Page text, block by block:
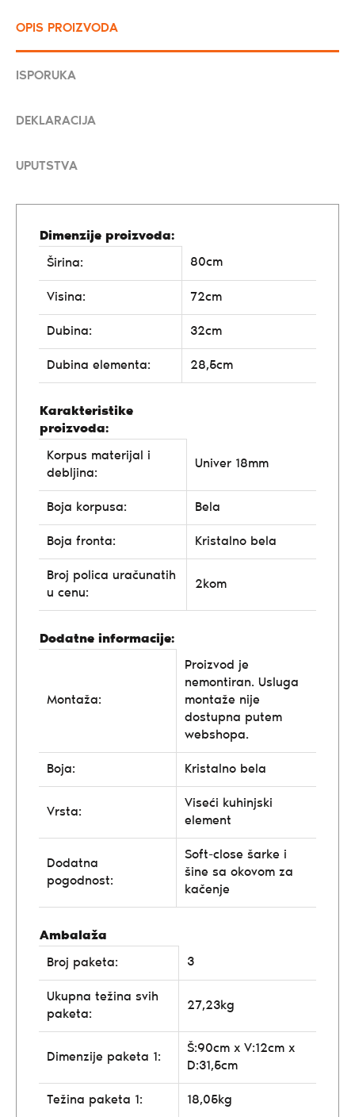
OPIS PROIZVODA
ISPORUKA
DEKLARACIJA
UPUTSTVA
Dimenzije proizvoda:
Širina:
80cm
Visina: 72cm
Dubina: 32cm
Dubina elementa: 28,5cm
Karakteristike
proizvoda:
Korpus materijal i
debljina:
Univer 18mm
Boja korpusa: Bela
Boja fronta: Kristalno bela
Broj polica uračunatih
u cenu:
2kom
Dodatne informacije:
Montaža:
Proizvod je
nemontiran. Usluga
montaže nije
dostupna putem
webshopa.
Boja: Kristalno bela
Vrsta:
Viseći kuhinjski
element
Dodatna
pogodnost:
Soft-close šarke i
šine sa okovom za
kačenje
Ambalaža
Broj paketa:
3
Ukupna težina svih
paketa:
27,23kg
Dimenzije paketa 1:
Š:90cm x V:12cm x
D:31,5cm
Težina paketa 1: 18,05kg